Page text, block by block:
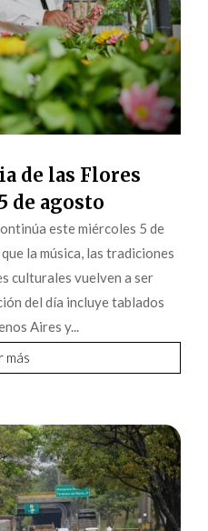
de las Flores
de agosto
este miércoles 5 de
la música, las tradiciones
culturales vuelven a ser
del día incluye tablados
Aires y...
más